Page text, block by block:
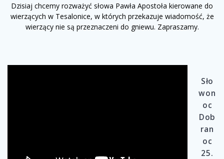
Dzisiaj chcemy rozważyć słowa Pawła Apostoła kierowane do
wierzących w Tesalonice, w których przekazuje wiadomość, że
wierzący nie są przeznaczeni do gniewu. Zapraszamy.
Sło
won
oc
Dob
ran
oc
25.